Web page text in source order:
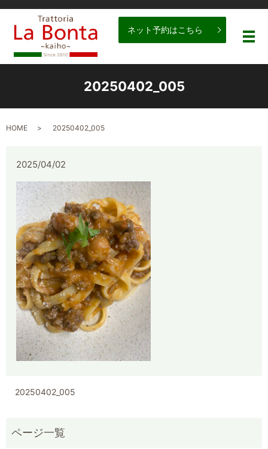
ネット予約はこちら
メ
20250402_005
HOME 20250402_005
2025/04/02
20250402_005